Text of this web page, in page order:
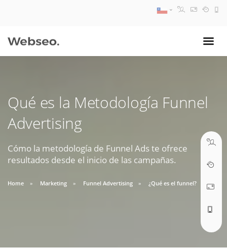
Qué es la Metodología Funnel
Advertising
Cómo la metodología de Funnel Ads te ofrece
resultados desde el inicio de las campañas.
Home Marketing Funnel Advertising ¿Qué es el funnel?
09:30 AM A 18:30 PM
soporte@webseo.cl